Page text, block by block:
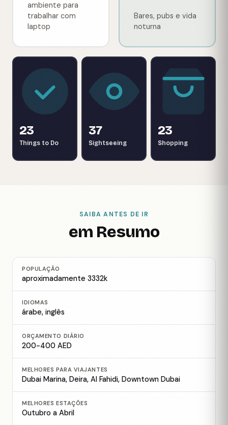
ambiente para
trabalhar com
laptop
Bares, pubs e vida
noturna
23
Things to Do
37
Sightseeing
23
Shopping
SAIBA ANTES DE IR
em Resumo
POPULAÇÃO
aproximadamente 3332k
IDIOMAS
árabe, inglês
ORÇAMENTO DIÁRIO
200-400 AED
MELHORES PARA VIAJANTES
Dubai Marina, Deira, Al Fahidi, Downtown Dubai
MELHORES ESTAÇÕES
Outubro a Abril